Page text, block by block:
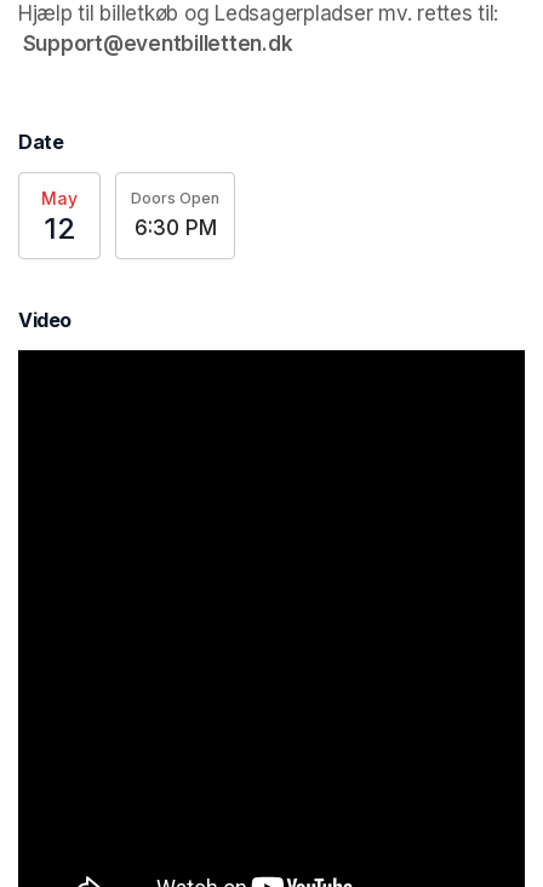
Hjælp til billetkøb og Ledsagerpladser mv. rettes til:
Support@eventbilletten.dk
Date
May
12
Doors Open
6:30 PM
Video